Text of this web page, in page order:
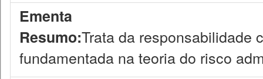
Ementa
Resumo:Trata da responsabilidade
fundamentada na teoria do risco